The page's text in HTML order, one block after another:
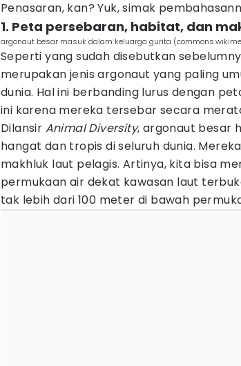
Penasaran, kan? Yuk, simak
1. Peta persebaran, habitat, dan
argonaut besar masuk dalam keluarga gurita
Seperti yang sudah disebutkan
merupakan jenis argonaut yang paling
dunia. Hal ini berbanding lurus dengan
ini karena mereka tersebar secara
Dilansir Animal Diversity, argonaut besar
hangat dan tropis di seluruh dunia.
makhluk laut pelagis. Artinya, kita bisa
permukaan air dekat kawasan laut
tak lebih dari 100 meter di bawah